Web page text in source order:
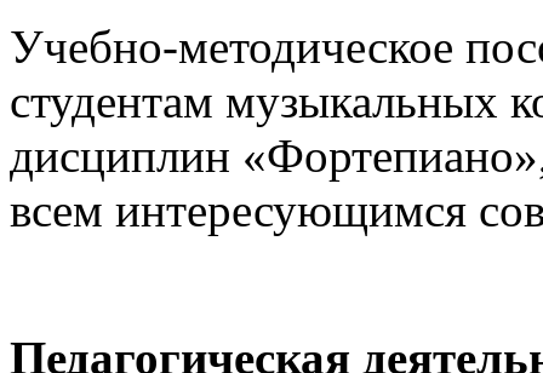
Учебно-методическое
студентам музыкальных
дисциплин
всем интересующимся
Педагогическая